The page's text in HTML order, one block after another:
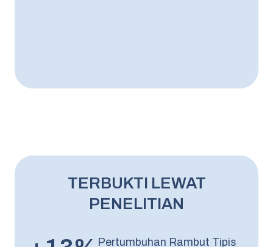
TERBUKTI LEWAT
PENELITIAN
Pertumbuhan Rambut Tipis